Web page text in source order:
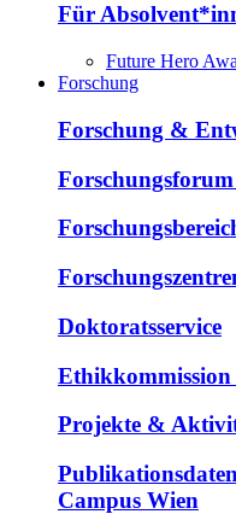
Für
Future Hero
Forschung
Forschung &
Doktoratsservice
Projekte &
Campus Wien